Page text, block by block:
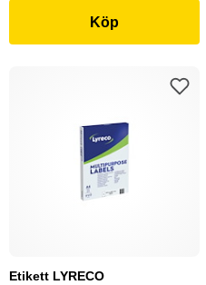
Köp
Etikett LYRECO